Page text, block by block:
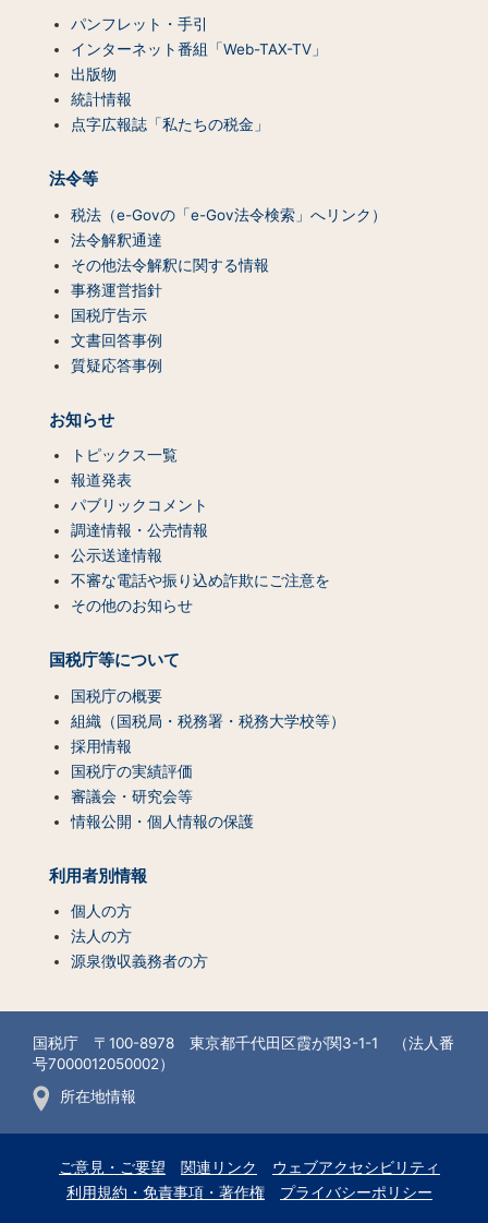
パンフレット・手引
インターネット番組「Web-TAX-TV」
出版物
統計情報
点字広報誌「私たちの税金」
法令等
税法（e-Govの「e-Gov法令検索」へリンク）
法令解釈通達
その他法令解釈に関する情報
事務運営指針
国税庁告示
文書回答事例
質疑応答事例
お知らせ
トピックス一覧
報道発表
パブリックコメント
調達情報・公売情報
公示送達情報
不審な電話や振り込め詐欺にご注意を
その他のお知らせ
国税庁等について
国税庁の概要
組織（国税局・税務署・税務大学校等）
採用情報
国税庁の実績評価
審議会・研究会等
情報公開・個人情報の保護
利用者別情報
個人の方
法人の方
源泉徴収義務者の方
国税庁 〒100-8978 東京都千代田区霞が関3-1-1 （法人番
号7000012050002）
所在地情報
ご意見・ご要望 関連リンク
ウェブアクセシビリティ
利用規約・免責事項・著作権
プライバシーポリシー